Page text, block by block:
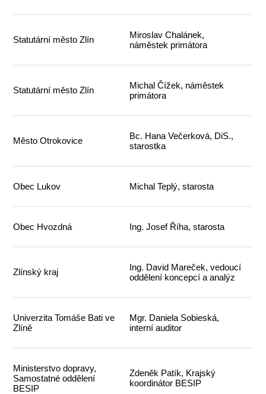
Statutární město Zlín
Miroslav Chalánek,
náměstek primátora
Statutární město Zlín
Michal Čížek, náměstek
primátora
Město Otrokovice
Bc. Hana Večerková, DiS.,
starostka
Obec Lukov Michal Teplý, starosta
Obec Hvozdná Ing. Josef Říha, starosta
Zlínský kraj
Ing. David Mareček, vedoucí
oddělení koncepcí a analýz
Univerzita Tomáše Bati ve
Zlíně
Mgr. Daniela Sobieská,
interní auditor
Ministerstvo dopravy,
Samostatné oddělení
BESIP
Zdeněk Patík, Krajský
koordinátor BESIP